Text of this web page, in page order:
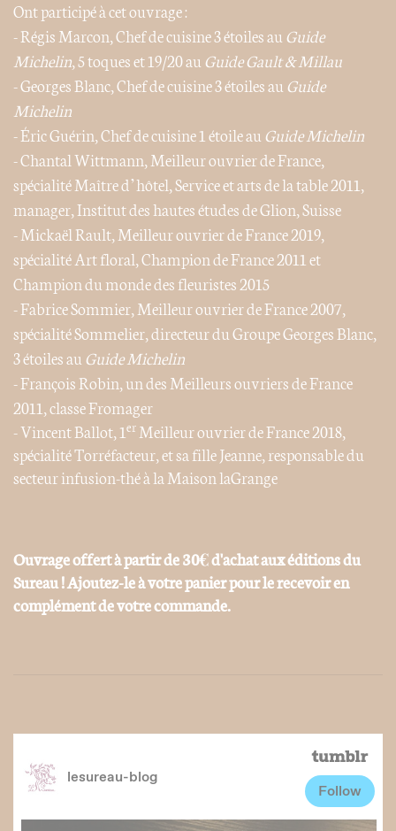
Ont participé à cet ouvrage :
- Régis Marcon, Chef de cuisine 3 étoiles au Guide
Michelin, 5 toques et 19/20 au Guide Gault & Millau
- Georges Blanc, Chef de cuisine 3 étoiles au Guide
Michelin
- Éric Guérin, Chef de cuisine 1 étoile au Guide Michelin
- Chantal Wittmann, Meilleur ouvrier de France,
spécialité Maître d’hôtel, Service et arts de la table 2011,
manager, Institut des hautes études de Glion, Suisse
- Mickaël Rault, Meilleur ouvrier de France 2019,
spécialité Art floral, Champion de France 2011 et
Champion du monde des fleuristes 2015
- Fabrice Sommier, Meilleur ouvrier de France 2007,
spécialité Sommelier, directeur du Groupe Georges Blanc,
3 étoiles au Guide Michelin
- François Robin, un des Meilleurs ouvriers de France
2011, classe Fromager
- Vincent Ballot, 1er Meilleur ouvrier de France 2018,
spécialité Torréfacteur, et sa fille Jeanne, responsable du
secteur infusion-thé à la Maison laGrange
Ouvrage offert à partir de 30€ d'achat aux éditions du
Sureau ! Ajoutez-le à votre panier pour le recevoir en
complément de votre commande.